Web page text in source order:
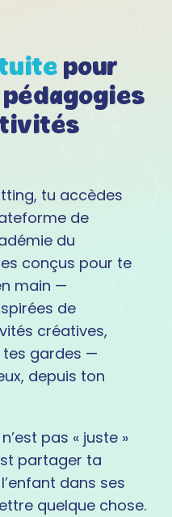
pour
tu accèdes
de
du
conçus pour te
main —
de
créatives,
gardes —
depuis ton
pas « juste »
partager ta
dans ses
quelque chose.